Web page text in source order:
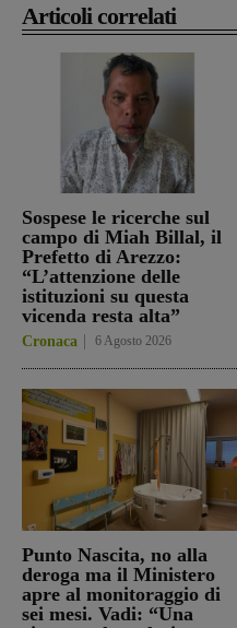
Articoli correlati
Sospese le ricerche sul
campo di Miah Billal, il
Prefetto di Arezzo:
“L’attenzione delle
istituzioni su questa
vicenda resta alta”
Cronaca 6 Agosto 2026
Punto Nascita, no alla
deroga ma il Ministero
apre al monitoraggio di
sei mesi. Vadi: “Una